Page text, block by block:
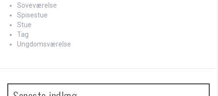
Soveværelse
Spisestue
Stue
Tag
Ungdomsværelse